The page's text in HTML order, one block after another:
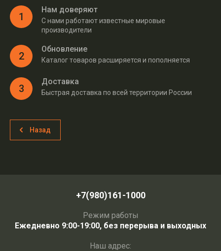
1
Нам доверяют
С нами работают известные мировые
производители
2
Обновление
Каталог товаров расширяется и пополняется
3
Доставка
Быстрая доставка по всей территории России
Назад
+7(980)161-1000
Режим работы
Ежедневно 9:00-19:00, без перерыва и выходных
Наш адрес: